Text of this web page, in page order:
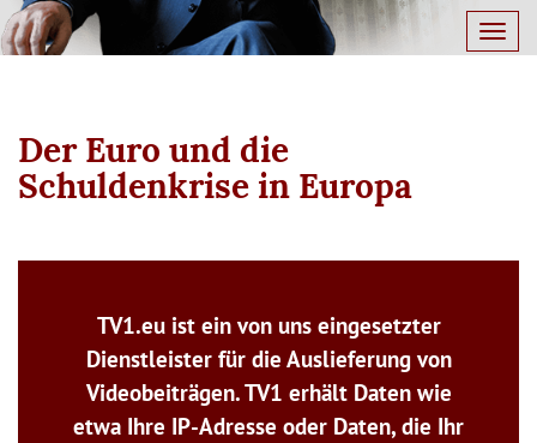
Der Euro und die
Schuldenkrise in Europa
TV1.eu ist ein von uns eingesetzter
Dienstleister für die Auslieferung von
Videobeiträgen. TV1 erhält Daten wie
etwa Ihre IP-Adresse oder Daten, die Ihr